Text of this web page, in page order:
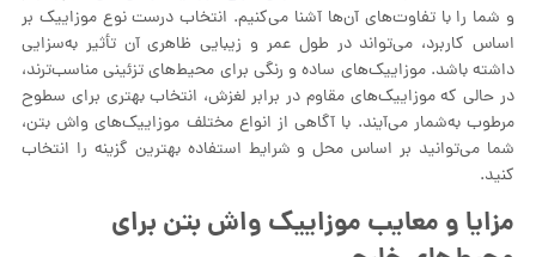
و شما را با تفاوت‌های آن‌ها آشنا می‌کنیم. انتخاب درست نوع موزاییک بر
اساس کاربرد، می‌تواند در طول عمر و زیبایی ظاهری آن تأثیر به‌سزایی
داشته باشد. موزاییک‌های ساده و رنگی برای محیط‌های تزئینی مناسب‌ترند،
در حالی که موزاییک‌های مقاوم در برابر لغزش، انتخاب بهتری برای سطوح
مرطوب به‌شمار می‌آیند. با آگاهی از انواع مختلف موزاییک‌های واش بتن،
شما می‌توانید بر اساس محل و شرایط استفاده بهترین گزینه را انتخاب
کنید.
مزایا و معایب موزاییک واش بتن برای